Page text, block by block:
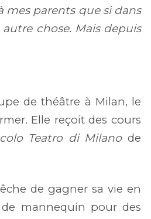
mes parents que si dans
chose. Mais depuis
de théâtre à Milan, le
Elle reçoit des cours
Teatro di Milanode
de gagner sa vie en
mannequin pour des